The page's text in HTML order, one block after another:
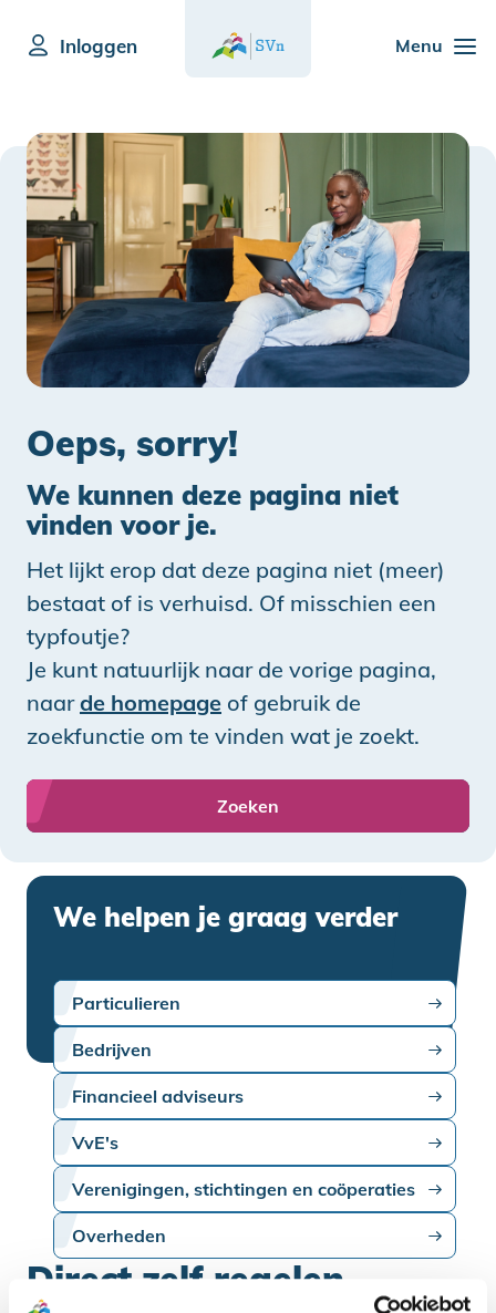
Menu
Inloggen
Oeps, sorry!
We kunnen deze pagina niet
vinden voor je.
Het lijkt erop dat deze pagina niet (meer)
bestaat of is verhuisd. Of misschien een
typfoutje?
Je kunt natuurlijk naar de vorige pagina,
naarde homepage of gebruik de
zoekfunctie om te vinden wat je zoekt.
Zoeken
We helpen je graag verder
Particulieren
Bedrijven
Financieel adviseurs
VvE's
Verenigingen, stichtingen en coöperaties
Overheden
Direct zelf regelen